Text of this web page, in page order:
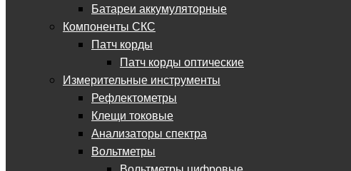
Батареи аккумуляторные
Компоненты СКС
Патч корды
Патч корды оптические
Измерительные инструменты
Рефлектометры
Клещи токовые
Анализаторы спектра
Вольтметры